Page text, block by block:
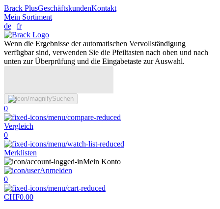
Brack PlusGeschäftskundenKontakt
Mein Sortiment
de | fr
Wenn die Ergebnisse der automatischen Vervollständigung
verfügbar sind, verwenden Sie die Pfeiltasten nach oben und nach
unten zur Überprüfung und die Eingabetaste zur Auswahl.
Suchen
0
Vergleich
0
Merklisten
Mein Konto
Anmelden
0
CHF0.00